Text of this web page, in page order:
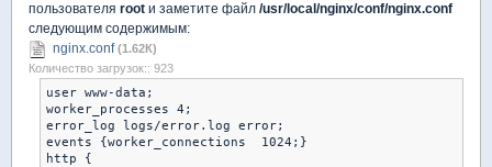
пользователя root и заметите файл /usr/local/nginx/conf/nginx.conf
следующим содержимым:
nginx.conf (1.62К)
Количество загрузок:: 923
user www-data;
worker_processes 4;
error_log logs/error.log error;
events {worker_connections  1024;}
http {